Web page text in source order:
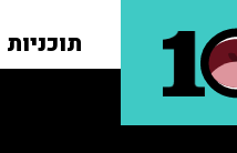
תוכניות